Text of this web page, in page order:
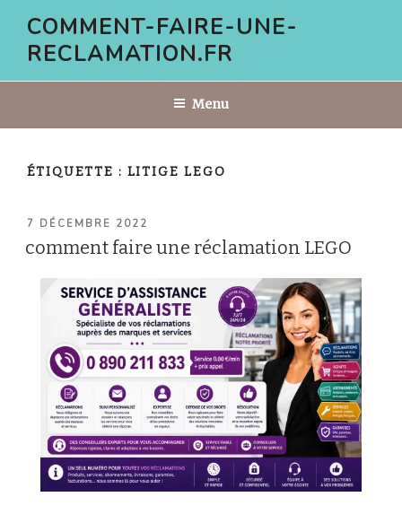
contenu
COMMENT-FAIRE-UNE-
RECLAMATION.FR
Menu
ÉTIQUETTE : LITIGE LEGO
PUBLIÉ
7 DÉCEMBRE 2022
comment faire une réclamation LEGO